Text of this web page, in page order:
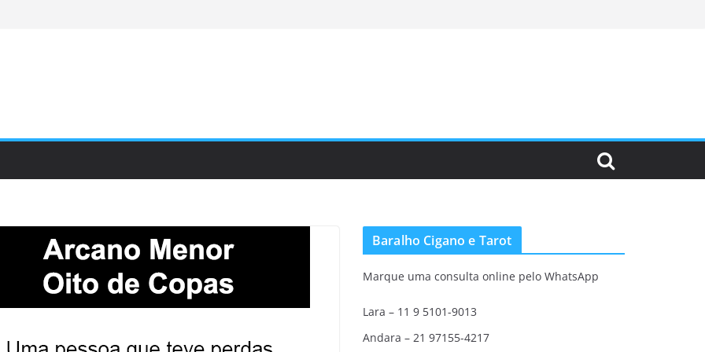
Baralho Cigano e Tarot
Marque uma consulta online pelo WhatsApp
Lara – 11 9 5101-9013
Andara – 21 97155-4217